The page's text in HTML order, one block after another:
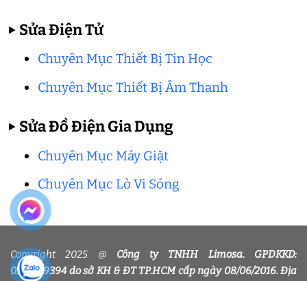
▶ Sửa Điện Tử
Chuyên Mục Thiết Bị Tin Học
Chuyên Mục Thiết Bị Âm Thanh
▶ Sửa Đồ Điện Gia Dụng
Chuyên Mục Máy Giặt
Chuyên Mục Lò Vi Sóng
Copyright 2025 @ Công ty TNHH Limosa. GPDKKD:
0318339394 do sở KH & ĐT TP.HCM cấp ngày 08/06/2016. Địa